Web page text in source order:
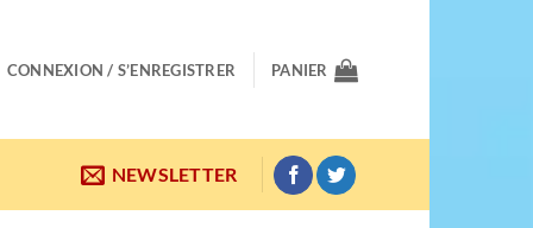
CONNEXION / S’ENREGISTRER PANIER
NEWSLETTER